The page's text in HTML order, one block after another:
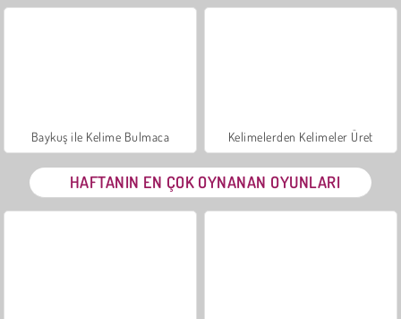
Baykuş ile Kelime Bulmaca Kelimelerden Kelimeler Üret
HAFTANIN EN ÇOK OYNANAN OYUNLARI